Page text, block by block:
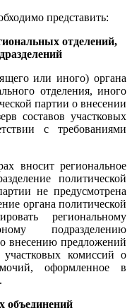
представить:
отделений,
или иного) органа
отделения, иного
партии о внесении
составов участковых
с требованиями
вносит региональное
политической
не предусмотрена
органа политической
региональному
подразделению
внесению предложений
участковых комиссий о
оформленное в
объединений